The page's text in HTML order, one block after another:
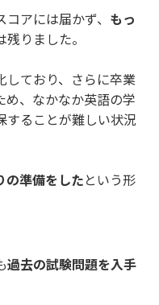
アには届かず、 もっ
残りました。
しており、さらに卒業
め、なかなか英語の学
することが難しい状況
の準備をしたという形
過去の試験問題を入手